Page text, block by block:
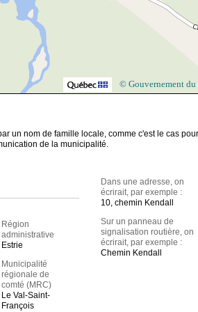
© Gouvernement du
un nom de famille locale, comme c'est le cas pour
de la municipalité.
Région
administrative
Estrie
Municipalité
régionale de
comté (MRC)
Le Val-Saint-
François
Dans une adresse, on
écrirait, par exemple :
10, chemin Kendall
Sur un panneau de
signalisation routière, on
écrirait, par exemple :
Chemin Kendall